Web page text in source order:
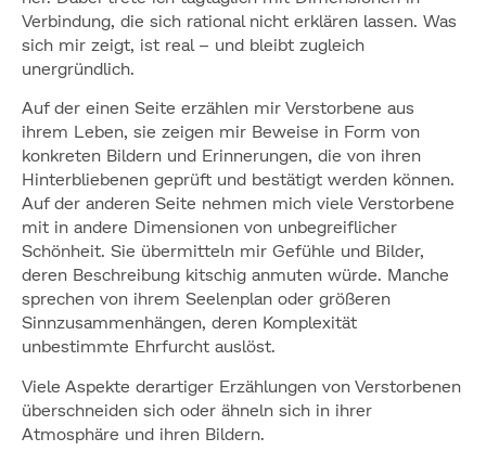
Verbindung, die sich rational nicht erklären lassen. Was
sich mir zeigt, ist real – und bleibt zugleich
unergründlich.
Auf der einen Seite erzählen mir Verstorbene aus
ihrem Leben, sie zeigen mir Beweise in Form von
konkreten Bildern und Erinnerungen, die von ihren
Hinterbliebenen geprüft und bestätigt werden können.
Auf der anderen Seite nehmen mich viele Verstorbene
mit in andere Dimensionen von unbegreiflicher
Schönheit. Sie übermitteln mir Gefühle und Bilder,
deren Beschreibung kitschig anmuten würde. Manche
sprechen von ihrem Seelenplan oder größeren
Sinnzusammenhängen, deren Komplexität
unbestimmte Ehrfurcht auslöst.
Viele Aspekte derartiger Erzählungen von Verstorbenen
überschneiden sich oder ähneln sich in ihrer
Atmosphäre und ihren Bildern.